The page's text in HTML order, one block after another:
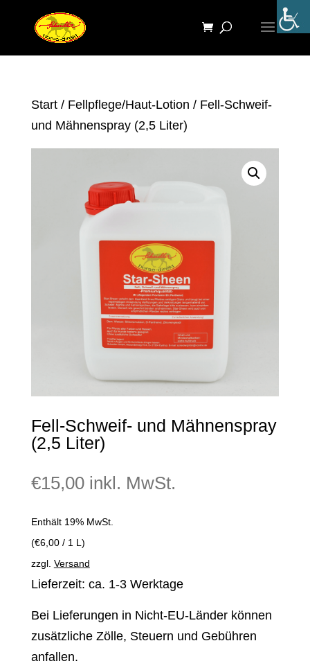
Start/ Fellpflege/Haut-Lotion / Fell-Schweif-
und Mähnenspray (2,5 Liter)
Fell-Schweif- und Mähnenspray
(2,5 Liter)
€15,00 inkl. MwSt.
Enthält 19% MwSt.
(€6,00/ 1 L)
zzgl. Versand
Lieferzeit: ca. 1-3 Werktage
Bei Lieferungen in Nicht-EU-Länder können
zusätzliche Zölle, Steuern und Gebühren
anfallen.